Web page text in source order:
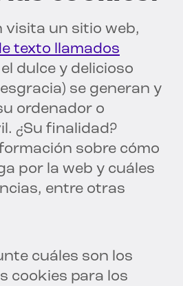
visita un sitio web,
texto llamados
dulce y delicioso
se generan y
ordenador o
¿Su finalidad?
sobre cómo
por la web y cuáles
entre otras
cuáles son los
cookies para los